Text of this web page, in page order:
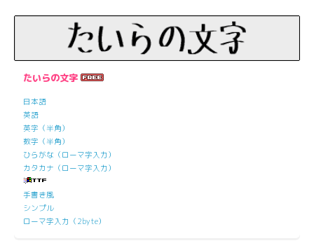
たいらの文字
日本語
英語
英字（半角）
数字（半角）
ひらがな（ローマ字入力）
カタカナ（ローマ字入力）
手書き風
シンプル
ローマ字入力（2byte）